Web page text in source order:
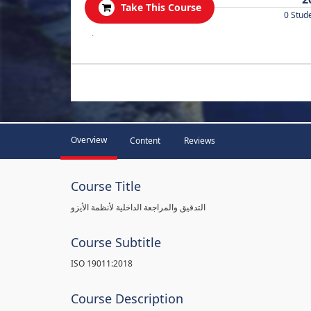
Take This Course
0
.
Overview Content Reviews
Course Title
التدقيق والمراجعة الداخلية لأنظمة الأيزو
Course Subtitle
ISO 19011:2018
Course Description